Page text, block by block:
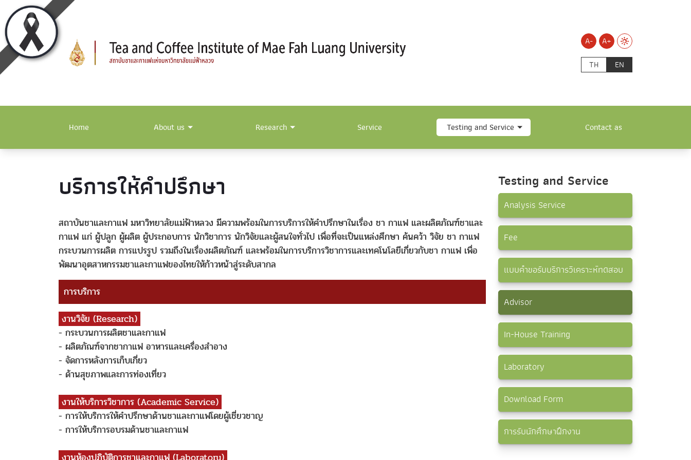
A-
A+
TH
EN
Home About us Research Service Testing and Service Contact as
บริการให้คำปรึกษา
สถาบันชาและกาแฟ มหาวิทยาลัยแม่ฟ้าหลวง มีความพร้อมในการบริการให้คำปรึกษาในเรื่อง ชา กาแฟ และผลิตภัณฑ์ชาและ
กาแฟ แก่ ผู้ปลูก ผู้ผลิต ผู้ประกอบการ นักวิชาการ นักวิจัยและผู้สนใจทั่วไป เพื่อที่จะเป็นแหล่งศึกษา ค้นคว้า วิจัย ชา กาแฟ
กระบวนการผลิต การแปรรูป รวมถึงในเรื่องผลิตภัณฑ์ และพร้อมในการบริการวิชาการและเทคโนโลยีเกี่ยวกับชา กาแฟ เพื่อ
พัฒนาอุตสาหกรรมชาและกาแฟของไทยให้ก้าวหน้าสู่ระดับสากล
การบริการ
งานวิจัย (Research)
- กระบวนการผลิตชาและกาแฟ
- ผลิตภัณฑ์จากชากาแฟ อาหารและเครื่องสำอาง
- จัดการหลังการเก็บเกี่ยว
- ด้านสุขภาพและการท่องเที่ยว
งานให้บริการวิชาการ (Academic Service)
- การให้บริการให้คำปรึกษาด้านชาและกาแฟโดยผู้เชี่ยวชาญ
- การให้บริการอบรมด้านชาและกาแฟ
Testing and Service
Analysis Service
Fee
แบบคำขอรับบริการวิเคราะห์ทดสอบ
Advisor
In-House Training
Laboratory
Download Form
การรับนักศึกษาฝึกงาน